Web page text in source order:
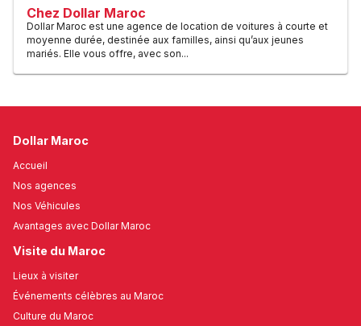
Chez Dollar Maroc
Dollar Maroc est une agence de location de voitures à courte et
moyenne durée, destinée aux familles, ainsi qu’aux jeunes
mariés. Elle vous offre, avec son...
Dollar Maroc
Accueil
Nos agences
Nos Véhicules
Avantages avec Dollar Maroc
Visite du Maroc
Lieux à visiter
Événements célèbres au Maroc
Culture du Maroc